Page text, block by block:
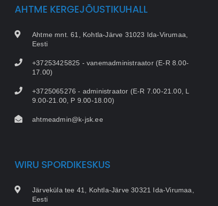
AHTME KERGEJÕUSTIKUHALL
Ahtme mnt. 61, Kohtla-Järve 31023 Ida-Virumaa,
Eesti
+37253425825 - vanemadministraator (E-R 8.00-
17.00)
+3725065276 - administraator (E-R 7.00-21.00, L
9.00-21.00, P 9.00-18.00)
ahtmeadmin@k-jsk.ee
WIRU SPORDIKESKUS
Järveküla tee 41, Kohtla-Järve 30321 Ida-Virumaa,
Eesti